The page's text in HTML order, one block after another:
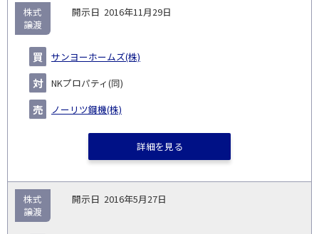
2016年11月29日
サンヨーホームズ(株)
NKプロパティ(同)
ノーリツ鋼機(株)
株式
譲渡
詳細を見る
2016年5月27日
株式
譲渡